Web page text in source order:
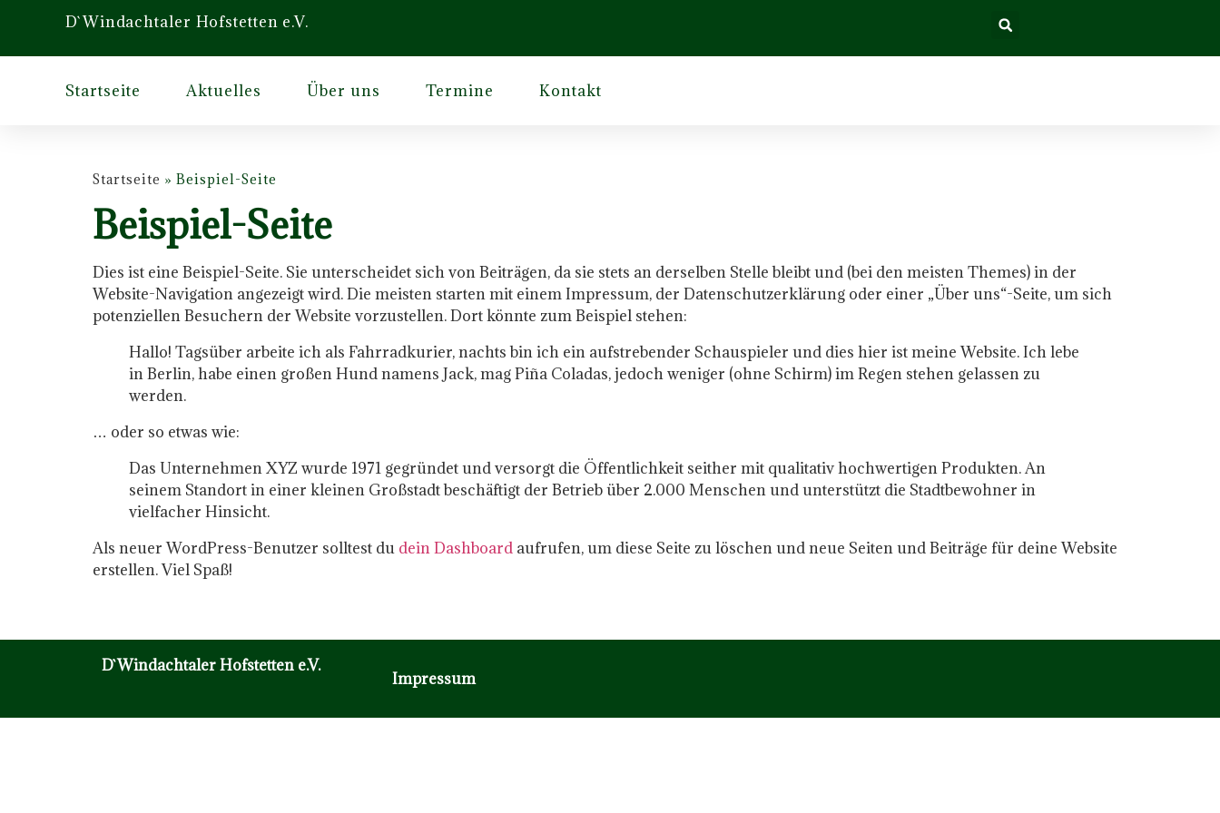
D`Windachtaler Hofstetten e.V.
Startseite Aktuelles Über uns Termine Kontakt
Startseite » Beispiel-Seite
Beispiel-Seite
Dies ist eine Beispiel-Seite. Sie unterscheidet sich von Beiträgen, da sie stets an derselben Stelle bleibt und (bei den meisten Themes) in der
Website-Navigation angezeigt wird. Die meisten starten mit einem Impressum, der Datenschutzerklärung oder einer „Über uns“-Seite, um sich
potenziellen Besuchern der Website vorzustellen. Dort könnte zum Beispiel stehen:
Hallo! Tagsüber arbeite ich als Fahrradkurier, nachts bin ich ein aufstrebender Schauspieler und dies hier ist meine Website. Ich lebe
in Berlin, habe einen großen Hund namens Jack, mag Piña Coladas, jedoch weniger (ohne Schirm) im Regen stehen gelassen zu
werden.
… oder so etwas wie:
Das Unternehmen XYZ wurde 1971 gegründet und versorgt die Öffentlichkeit seither mit qualitativ hochwertigen Produkten. An
seinem Standort in einer kleinen Großstadt beschäftigt der Betrieb über 2.000 Menschen und unterstützt die Stadtbewohner in
vielfacher Hinsicht.
Als neuer WordPress-Benutzer solltest du dein Dashboard aufrufen, um diese Seite zu löschen und neue Seiten und Beiträge für deine Website
erstellen. Viel Spaß!
D`Windachtaler Hofstetten e.V.
Impressum